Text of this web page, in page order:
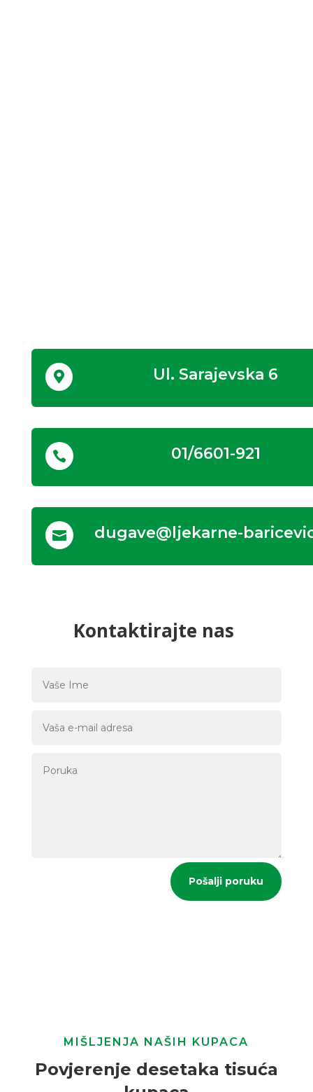
 Ul. Sarajevska 6
 01/6601-921
 dugave@ljekarne-
Kontaktirajte nas
Pošalji poruku
MIŠLJENJA NAŠIH KUPACA
Povjerenje desetaka tisuća